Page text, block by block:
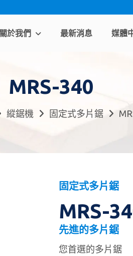
關於我們 最新消息 媒體
MRS-340
縱鋸機 固定式多片鋸
固定式多片鋸
MRS-
先進的多片鋸
您首選的多片鋸